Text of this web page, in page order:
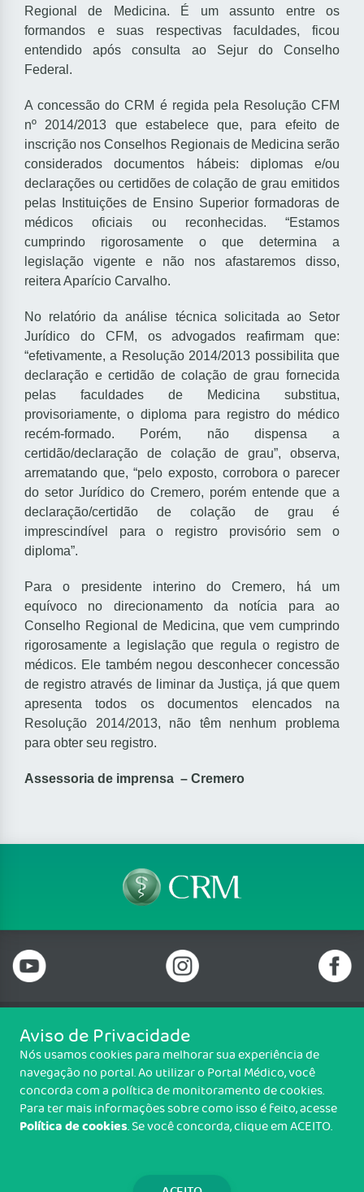
Regional de Medicina. É um assunto entre os
formandos e suas respectivas faculdades, ficou
entendido após consulta ao Sejur do Conselho
Federal.
A concessão do CRM é regida pela Resolução CFM
nº 2014/2013 que estabelece que, para efeito de
inscrição nos Conselhos Regionais de Medicina serão
considerados documentos hábeis: diplomas e/ou
declarações ou certidões de colação de grau emitidos
pelas Instituições de Ensino Superior formadoras de
médicos oficiais ou reconhecidas. “Estamos
cumprindo rigorosamente o que determina a
legislação vigente e não nos afastaremos disso,
reitera Aparício Carvalho.
No relatório da análise técnica solicitada ao Setor
Jurídico do CFM, os advogados reafirmam que:
“efetivamente, a Resolução 2014/2013 possibilita que
declaração e certidão de colação de grau fornecida
pelas faculdades de Medicina substitua,
provisoriamente, o diploma para registro do médico
recém-formado. Porém, não dispensa a
certidão/declaração de colação de grau”, observa,
arrematando que, “pelo exposto, corrobora o parecer
do setor Jurídico do Cremero, porém entende que a
declaração/certidão de colação de grau é
imprescindível para o registro provisório sem o
diploma”.
Para o presidente interino do Cremero, há um
equívoco no direcionamento da notícia para ao
Conselho Regional de Medicina, que vem cumprindo
rigorosamente a legislação que regula o registro de
médicos. Ele também negou desconhecer concessão
de registro através de liminar da Justiça, já que quem
apresenta todos os documentos elencados na
Resolução 2014/2013, não têm nenhum problema
para obter seu registro.
Assessoria de imprensa – Cremero
Telefone: 69 99912-5448
Email: protocolo@cremero.org.br
Avenida dos Imigrantes, 3414, Liberdade, Porto Velho/RO - CEP: 76803-
850
Copyright CREMERO. Todos os direitos reservados.
Aviso de Privacidade
Nós usamos cookies para melhorar sua experiência de
navegação no portal. Ao utilizar o Portal Médico, você
concorda com a política de monitoramento de cookies.
Para ter mais informações sobre como isso é feito, acesse
Política de cookies. Se você concorda, clique em ACEITO.